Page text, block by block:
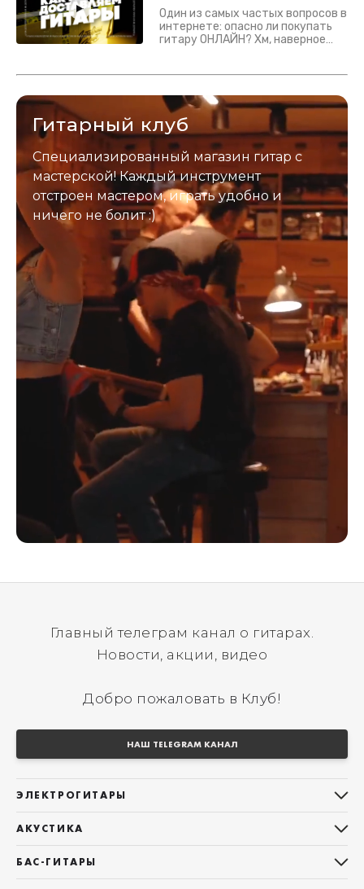
Один из самых частых вопросов в
интернете: опасно ли покупать
гитару ОНЛАЙН? Хм, наверное
застрахован. Случись что -
Гитарный клуб
Специализированный магазин гитар с
мастерской! Каждый инструмент
отстроен мастером, играть удобно и
ничего не болит :)
Главный телеграм канал о гитарах.
Новости, акции, видео
Добро пожаловать в Клуб!
НАШ TELEGRAM КАНАЛ
ЭЛЕКТРОГИТАРЫ
Telecaster
Les Paul
АКУСТИКА
БАС-ГИТАРЫ